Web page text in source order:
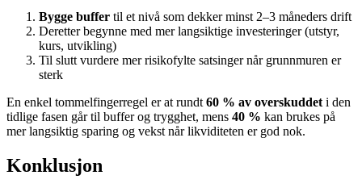
Bygge buffer til et nivå som dekker minst 2–3 måneders drift
Deretter begynne med mer langsiktige investeringer (utstyr,
kurs, utvikling)
Til slutt vurdere mer risikofylte satsinger når grunnmuren er
sterk
En enkel tommelfingerregel er at rundt60 % av overskuddeti den
tidlige fasen går til buffer og trygghet, mens 40 % kan brukes på
mer langsiktig sparing og vekst når likviditeten er god nok.
Konklusjon